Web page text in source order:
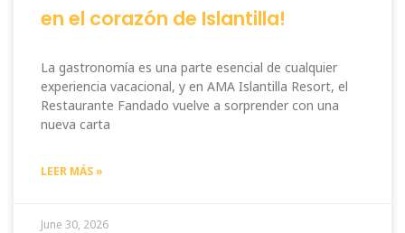
en el corazón de Islantilla!
La gastronomía es una parte esencial de cualquier
experiencia vacacional, y en AMA Islantilla Resort, el
Restaurante Fandado vuelve a sorprender con una
nueva carta
LEER MÁS »
June 30, 2026